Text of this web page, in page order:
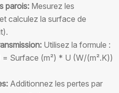
parois: Mesurez les
calculez la surface de
Utilisez la formule :
Surface (m²) * U (W/(m².K))
Additionnez les pertes par